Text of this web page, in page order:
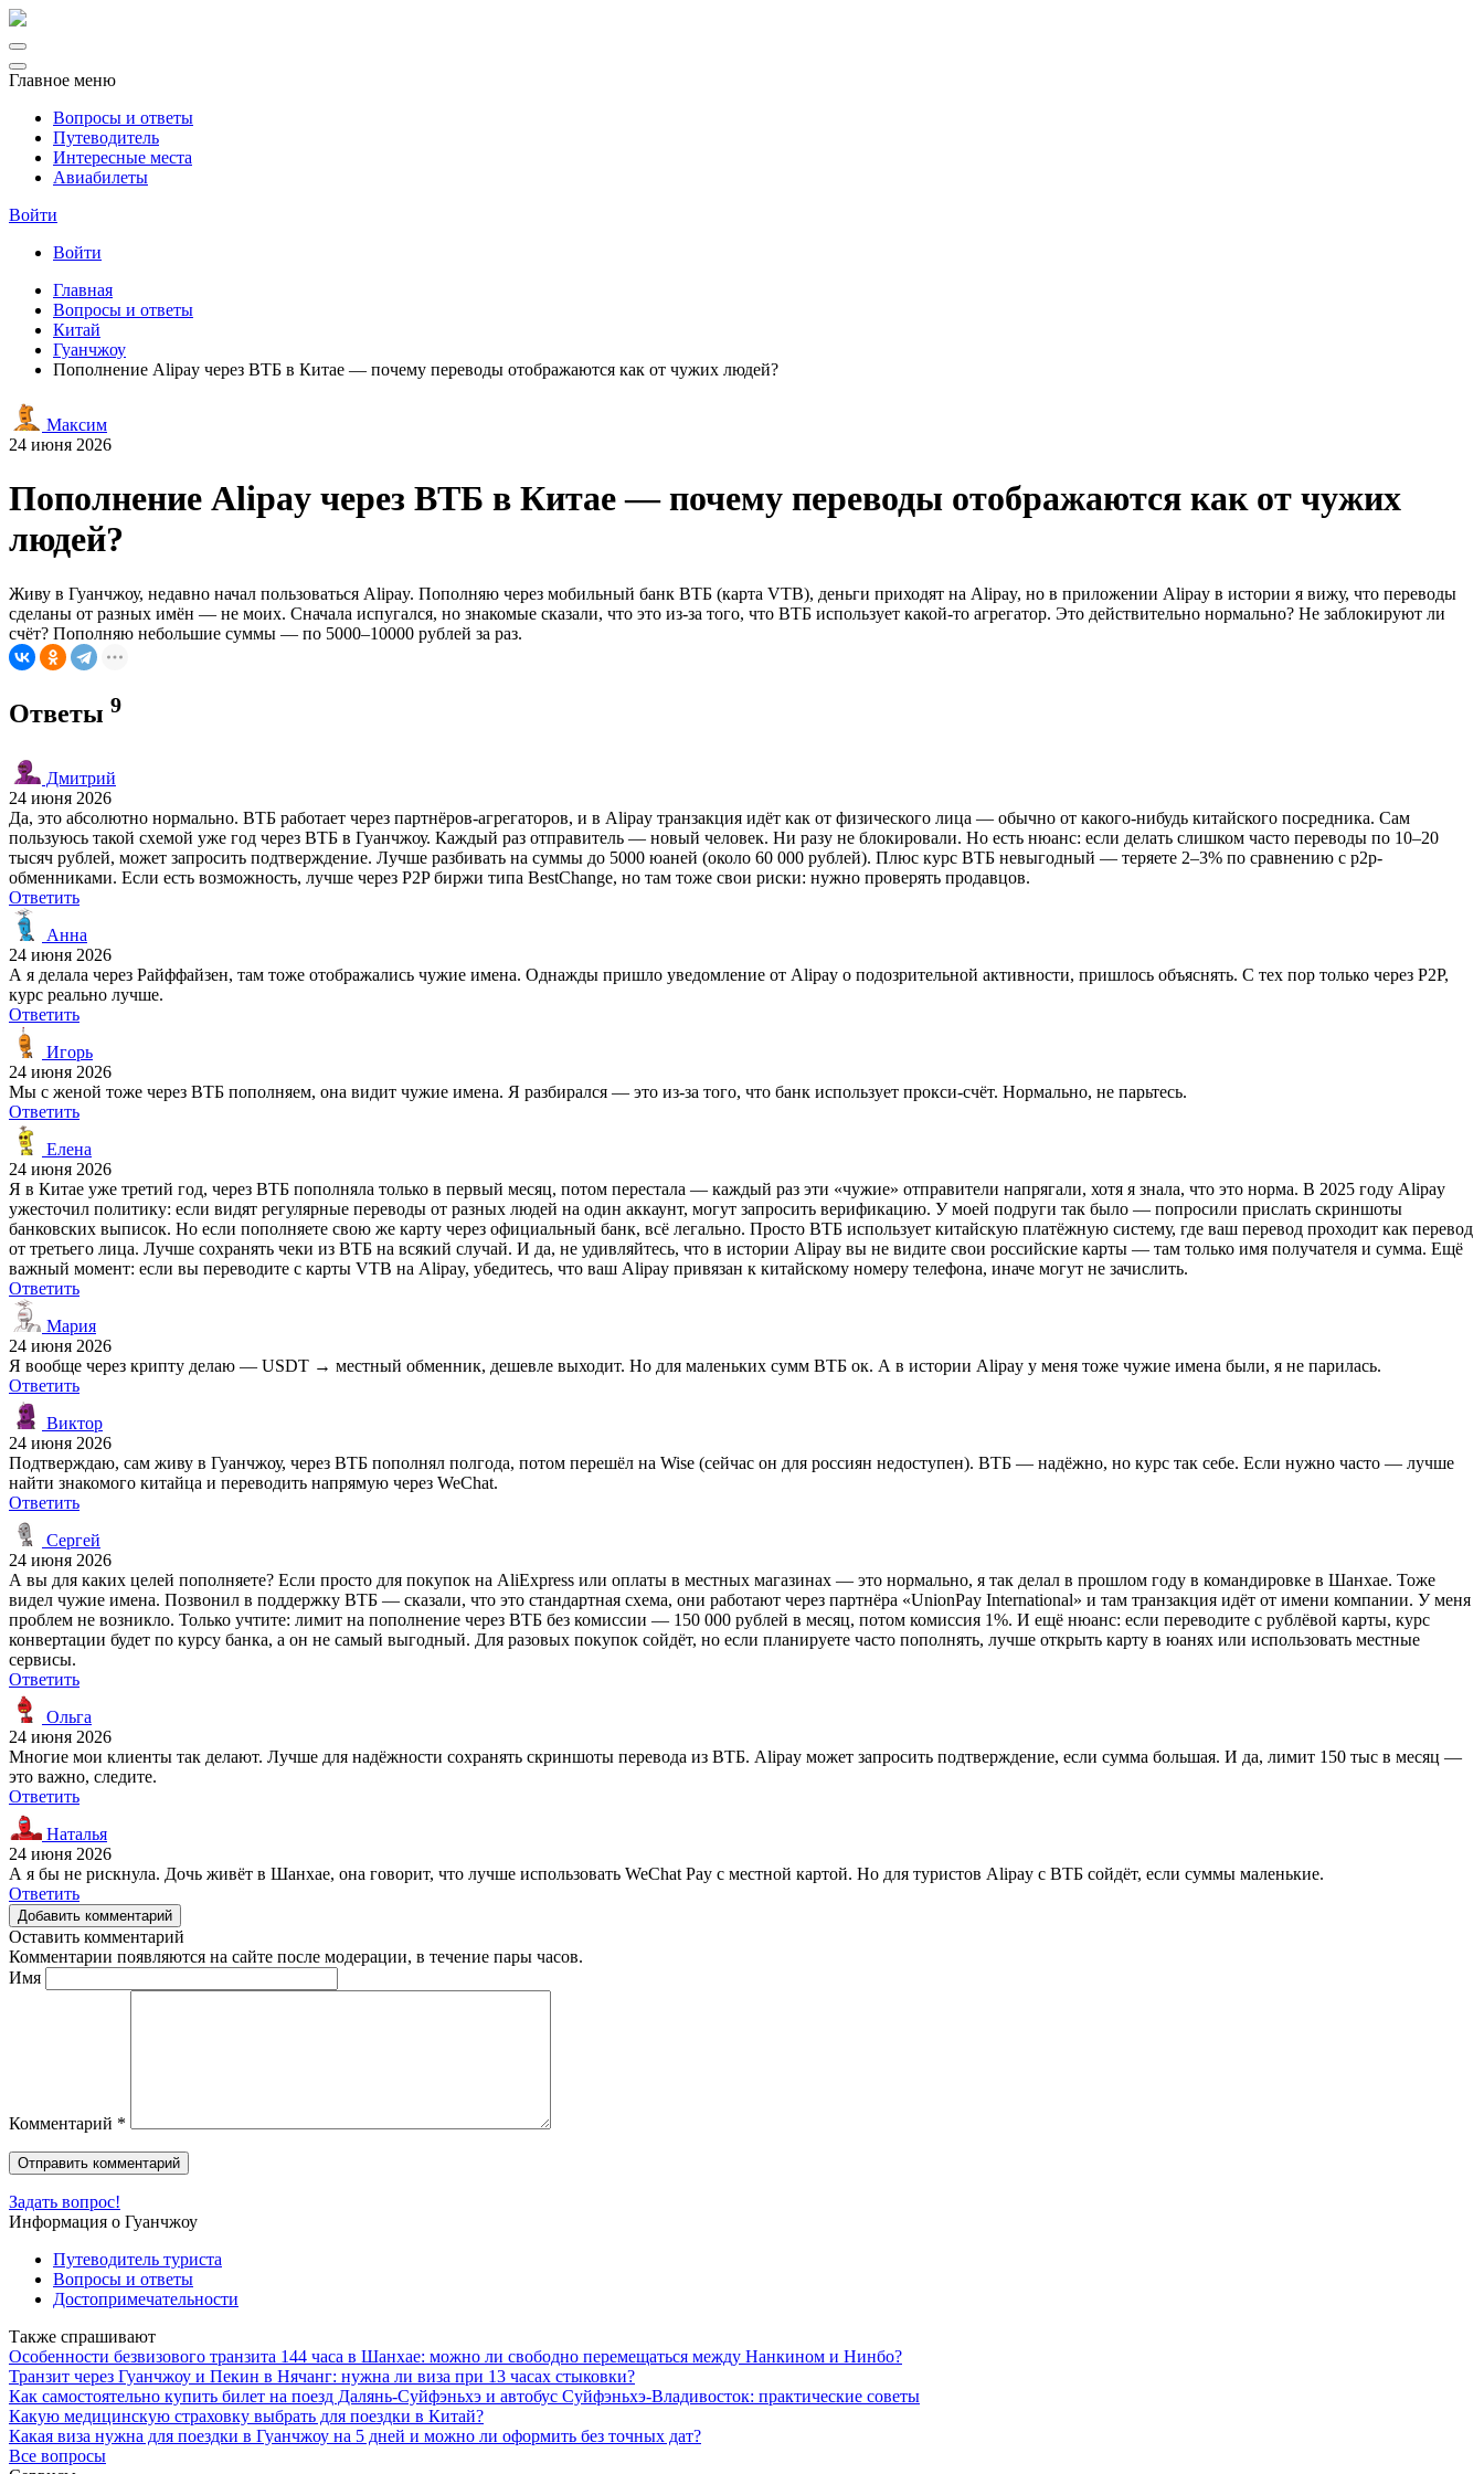
Главное меню
Вопросы и ответы
Путеводитель
Интересные места
Авиабилеты
Войти
Войти
Главная
Вопросы и ответы
Китай
Гуанчжоу
Пополнение Alipay через ВТБ в Китае — почему переводы отображаются как от чужих людей?
Максим
24 июня 2026
Пополнение Alipay через ВТБ в Китае — почему переводы отображаются как от чужих
людей?
Живу в Гуанчжоу, недавно начал пользоваться Alipay. Пополняю через мобильный банк ВТБ (карта VTB), деньги приходят на Alipay, но в приложении Alipay в истории я вижу, что переводы
сделаны от разных имён — не моих. Сначала испугался, но знакомые сказали, что это из-за того, что ВТБ использует какой-то агрегатор. Это действительно нормально? Не заблокируют ли
счёт? Пополняю небольшие суммы — по 5000–10000 рублей за раз.
Ответы 9
Дмитрий
24 июня 2026
Да, это абсолютно нормально. ВТБ работает через партнёров-агрегаторов, и в Alipay транзакция идёт как от физического лица — обычно от какого-нибудь китайского посредника. Сам
пользуюсь такой схемой уже год через ВТБ в Гуанчжоу. Каждый раз отправитель — новый человек. Ни разу не блокировали. Но есть нюанс: если делать слишком часто переводы по 10–20
тысяч рублей, может запросить подтверждение. Лучше разбивать на суммы до 5000 юаней (около 60 000 рублей). Плюс курс ВТБ невыгодный — теряете 2–3% по сравнению с p2p-
обменниками. Если есть возможность, лучше через P2P биржи типа BestChange, но там тоже свои риски: нужно проверять продавцов.
Ответить
Анна
24 июня 2026
А я делала через Райффайзен, там тоже отображались чужие имена. Однажды пришло уведомление от Alipay о подозрительной активности, пришлось объяснять. С тех пор только через P2P,
курс реально лучше.
Ответить
Игорь
24 июня 2026
Мы с женой тоже через ВТБ пополняем, она видит чужие имена. Я разбирался — это из-за того, что банк использует прокси-счёт. Нормально, не парьтесь.
Ответить
Елена
24 июня 2026
Я в Китае уже третий год, через ВТБ пополняла только в первый месяц, потом перестала — каждый раз эти «чужие» отправители напрягали, хотя я знала, что это норма. В 2025 году Alipay
ужесточил политику: если видят регулярные переводы от разных людей на один аккаунт, могут запросить верификацию. У моей подруги так было — попросили прислать скриншоты
банковских выписок. Но если пополняете свою же карту через официальный банк, всё легально. Просто ВТБ использует китайскую платёжную систему, где ваш перевод проходит как перевод
от третьего лица. Лучше сохранять чеки из ВТБ на всякий случай. И да, не удивляйтесь, что в истории Alipay вы не видите свои российские карты — там только имя получателя и сумма. Ещё
важный момент: если вы переводите с карты VTB на Alipay, убедитесь, что ваш Alipay привязан к китайскому номеру телефона, иначе могут не зачислить.
Ответить
Мария
24 июня 2026
Я вообще через крипту делаю — USDT → местный обменник, дешевле выходит. Но для маленьких сумм ВТБ ок. А в истории Alipay у меня тоже чужие имена были, я не парилась.
Ответить
Виктор
24 июня 2026
Подтверждаю, сам живу в Гуанчжоу, через ВТБ пополнял полгода, потом перешёл на Wise (сейчас он для россиян недоступен). ВТБ — надёжно, но курс так себе. Если нужно часто — лучше
найти знакомого китайца и переводить напрямую через WeChat.
Ответить
Сергей
24 июня 2026
А вы для каких целей пополняете? Если просто для покупок на AliExpress или оплаты в местных магазинах — это нормально, я так делал в прошлом году в командировке в Шанхае. Тоже
видел чужие имена. Позвонил в поддержку ВТБ — сказали, что это стандартная схема, они работают через партнёра «UnionPay International» и там транзакция идёт от имени компании. У меня
проблем не возникло. Только учтите: лимит на пополнение через ВТБ без комиссии — 150 000 рублей в месяц, потом комиссия 1%. И ещё нюанс: если переводите с рублёвой карты, курс
конвертации будет по курсу банка, а он не самый выгодный. Для разовых покупок сойдёт, но если планируете часто пополнять, лучше открыть карту в юанях или использовать местные
сервисы.
Ответить
Ольга
24 июня 2026
Многие мои клиенты так делают. Лучше для надёжности сохранять скриншоты перевода из ВТБ. Alipay может запросить подтверждение, если сумма большая. И да, лимит 150 тыс в месяц —
это важно, следите.
Ответить
Наталья
24 июня 2026
А я бы не рискнула. Дочь живёт в Шанхае, она говорит, что лучше использовать WeChat Pay с местной картой. Но для туристов Alipay с ВТБ сойдёт, если суммы маленькие.
Ответить
Добавить комментарий
Оставить комментарий
Комментарии появляются на сайте после модерации, в течение пары часов.
Имя
Комментарий *
Задать вопрос!
Информация о Гуанчжоу
Путеводитель туриста
Вопросы и ответы
Достопримечательности
Также спрашивают
Особенности безвизового транзита 144 часа в Шанхае: можно ли свободно перемещаться между Нанкином и Нинбо?
Транзит через Гуанчжоу и Пекин в Нячанг: нужна ли виза при 13 часах стыковки?
Как самостоятельно купить билет на поезд Далянь-Суйфэньхэ и автобус Суйфэньхэ-Владивосток: практические советы
Какую медицинскую страховку выбрать для поездки в Китай?
Какая виза нужна для поездки в Гуанчжоу на 5 дней и можно ли оформить без точных дат?
Все вопросы